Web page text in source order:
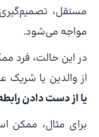
مستقل،
مواجه می‌شود.
در این حالت، فرد
از والدین یا شریک
یا از دست دادن
برای مثال، ممکن